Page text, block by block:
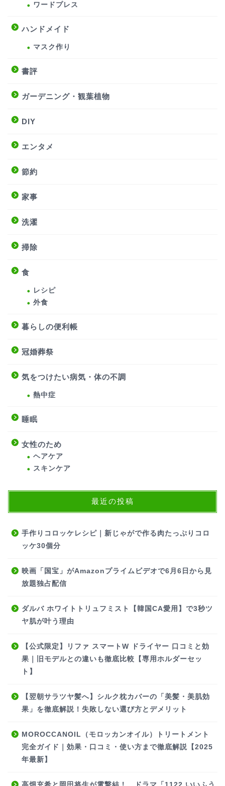
ワードプレス
ハンドメイド
マスク作り
書評
ガーデニング・観葉植物
DIY
エンタメ
節約
家事
洗濯
掃除
食
レシピ
外食
暮らしの便利帳
冠婚葬祭
気をつけたい病気・体の不調
熱中症
睡眠
女性のため
ヘアケア
スキンケア
最近の投稿
手作りコロッケレシピ｜新じゃがで作る肉たっぷりコロ
ッケ30個分
映画「国宝」がAmazonプライムビデオで6月6日から見
放題独占配信
ダルバ ホワイトトリュフミスト【韓国CA愛用】で3秒ツ
ヤ肌が叶う理由
【公式限定】リファ スマートW ドライヤー 口コミと効
果｜旧モデルとの違いも徹底比較【専用ホルダーセッ
ト】
【翌朝サラツヤ髪へ】シルク枕カバーの「美髪・美肌効
果」を徹底解説！失敗しない選び方とデメリット
MOROCCANOIL（モロッカンオイル）トリートメント
完全ガイド｜効果・口コミ・使い方まで徹底解説【2025
年最新】